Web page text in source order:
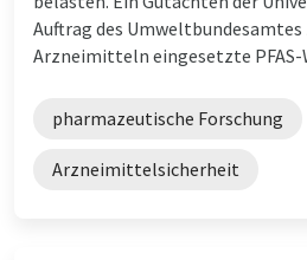
Auftrag des Umweltbundesamtes
Arzneimitteln eingesetzte PFAS-
pharmazeutische Forschung
Arzneimittelsicherheit